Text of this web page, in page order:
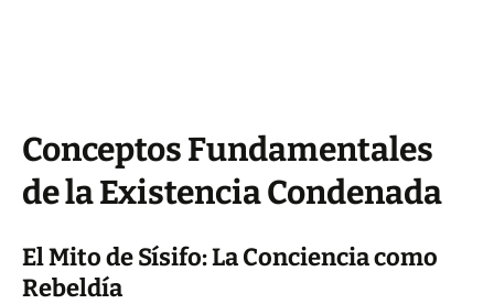
Conceptos Fundamentales
de la Existencia Condenada
El Mito de Sísifo: La Conciencia como
Rebeldía